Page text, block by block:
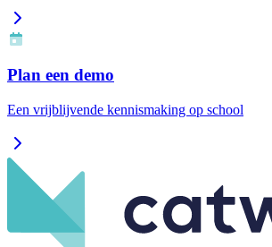
Plan een demo
Een vrijblijvende kennismaking op school